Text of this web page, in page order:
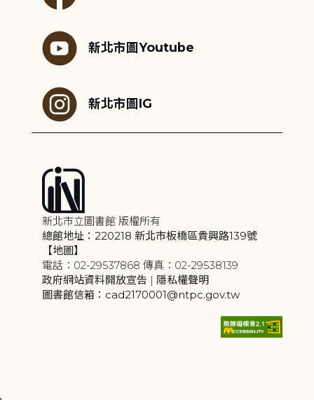
新北市圖Youtube
新北市圖IG
新北市立圖書館 版權所有
總館地址：220218 新北市板橋區貴興路139號
【地圖】
電話：02-29537868 傳真：02-29538139
政府網站資料開放宣告 | 隱私權聲明
圖書館信箱：cad2170001@ntpc.gov.tw